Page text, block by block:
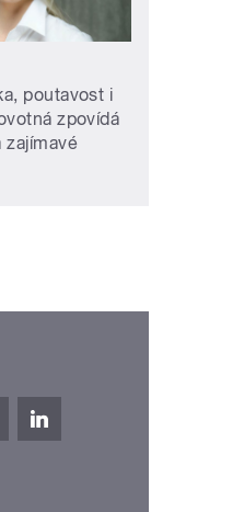
poutavost i
zpovídá
zajímavé